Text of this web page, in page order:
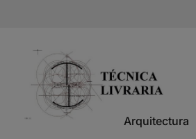
Arquitectura